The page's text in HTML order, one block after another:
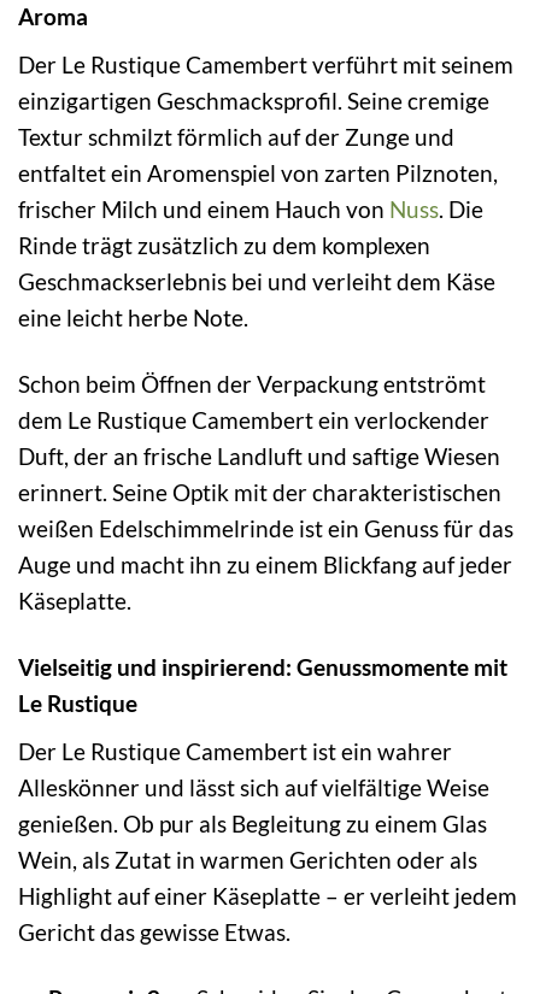
Aroma
Der Le Rustique Camembert verführt mit seinem
einzigartigen Geschmacksprofil. Seine cremige
Textur schmilzt förmlich auf der Zunge und
entfaltet ein Aromenspiel von zarten Pilznoten,
frischer Milch und einem Hauch von Nuss. Die
Rinde trägt zusätzlich zu dem komplexen
Geschmackserlebnis bei und verleiht dem Käse
eine leicht herbe Note.
Schon beim Öffnen der Verpackung entströmt
dem Le Rustique Camembert ein verlockender
Duft, der an frische Landluft und saftige Wiesen
erinnert. Seine Optik mit der charakteristischen
weißen Edelschimmelrinde ist ein Genuss für das
Auge und macht ihn zu einem Blickfang auf jeder
Käseplatte.
Vielseitig und inspirierend: Genussmomente mit
Le Rustique
Der Le Rustique Camembert ist ein wahrer
Alleskönner und lässt sich auf vielfältige Weise
genießen. Ob pur als Begleitung zu einem Glas
Wein, als Zutat in warmen Gerichten oder als
Highlight auf einer Käseplatte – er verleiht jedem
Gericht das gewisse Etwas.